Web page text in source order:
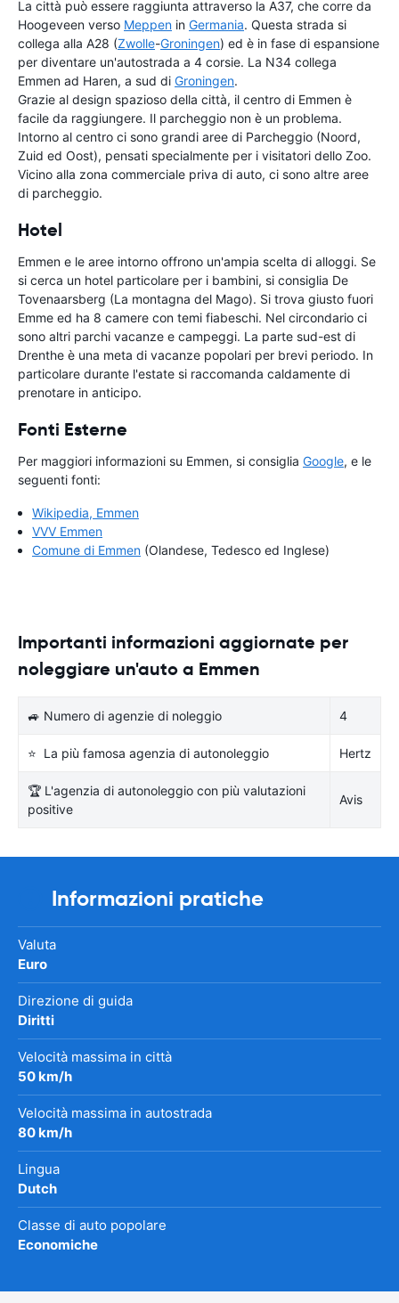
La città può essere raggiunta attraverso la A37, che corre da
Hoogeveen verso Meppen in Germania. Questa strada si
collega alla A28 (Zwolle-Groningen) ed è in fase di espansione
per diventare un'autostrada a 4 corsie. La N34 collega
Emmen ad Haren, a sud di Groningen.
Grazie al design spazioso della città, il centro di Emmen è
facile da raggiungere. Il parcheggio non è un problema.
Intorno al centro ci sono grandi aree di Parcheggio (Noord,
Zuid ed Oost), pensati specialmente per i visitatori dello Zoo.
Vicino alla zona commerciale priva di auto, ci sono altre aree
di parcheggio.
Hotel
Emmen e le aree intorno offrono un'ampia scelta di alloggi. Se
si cerca un hotel particolare per i bambini, si consiglia De
Tovenaarsberg (La montagna del Mago). Si trova giusto fuori
Emme ed ha 8 camere con temi fiabeschi. Nel circondario ci
sono altri parchi vacanze e campeggi. La parte sud-est di
Drenthe è una meta di vacanze popolari per brevi periodo. In
particolare durante l'estate si raccomanda caldamente di
prenotare in anticipo.
Fonti Esterne
Per maggiori informazioni su Emmen, si consiglia Google, e le
seguenti fonti:
Wikipedia, Emmen
VVV Emmen
Comune di Emmen (Olandese, Tedesco ed Inglese)
Importanti informazioni aggiornate per
noleggiare un'auto a Emmen
🚙 Numero di agenzie di noleggio 4
⭐ La più famosa agenzia di autonoleggio Hertz
🏆 L'agenzia di autonoleggio con più valutazioni
positive
Avis
Informazioni pratiche
Valuta
Euro
Direzione di guida
Diritti
Velocità massima in città
50 km/h
Velocità massima in autostrada
80 km/h
Lingua
Dutch
Classe di auto popolare
Economiche